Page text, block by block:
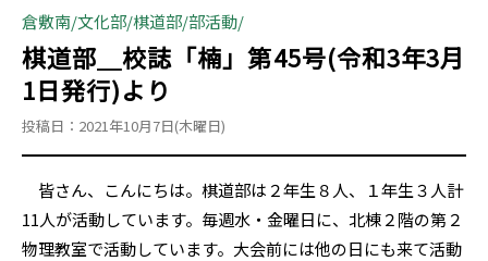
倉敷南 文化部 棋道部 部活動
棋道部＿校誌「楠」第45号(令和3年3月
1日発行)より
投稿日：2021年10月7日(木曜日)
皆さん、こんにちは。棋道部は２年生８人、１年生３人計
11人が活動しています。毎週水・金曜日に、北棟２階の第２
物理教室で活動しています。大会前には他の日にも来て活動